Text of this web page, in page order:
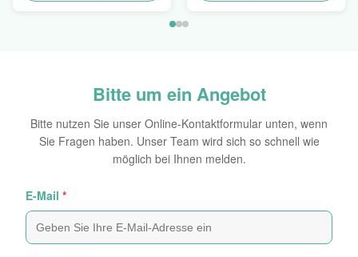
Bitte um ein Angebot
Bitte nutzen Sie unser Online-Kontaktformular unten, wenn
Sie Fragen haben. Unser Team wird sich so schnell wie
möglich bei Ihnen melden.
E-Mail *